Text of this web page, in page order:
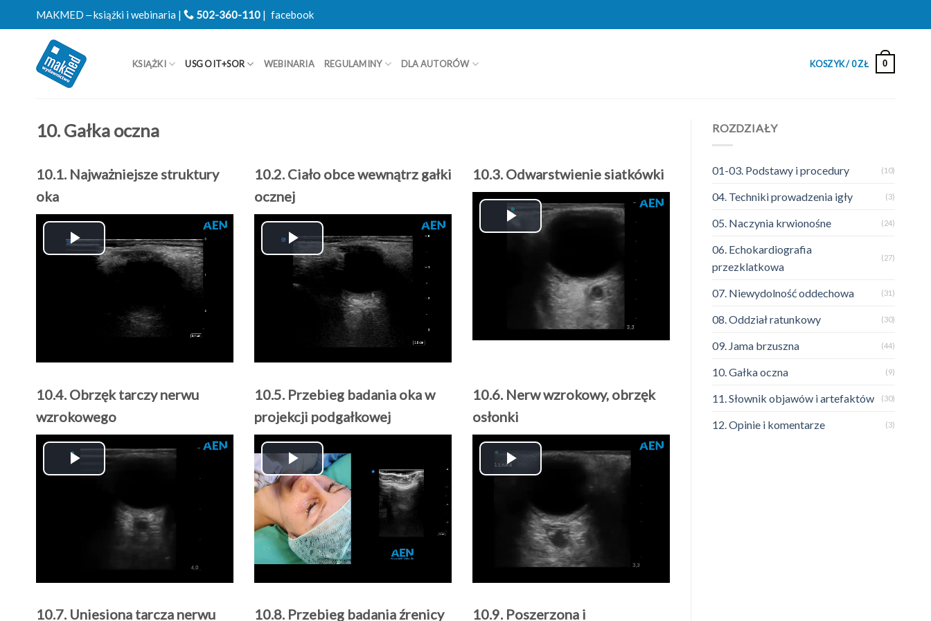
MAKMED ‒ książki i webinaria | 502-360-110 | facebook
KSIĄŻKI USG OIT+SOR WEBINARIA REGULAMINY DLA AUTORÓW KOSZYK /0ZŁ 0
10. Gałka oczna
10.1. Najważniejsze struktury
oka
Play
10.2. Ciało obce wewnątrz gałki
ocznej
Play
Video
10.3. Odwarstwienie siatkówki
Play
Video
10.4. Obrzęk tarczy nerwu
wzrokowego
Play
Video
10.5. Przebieg badania oka w
projekcji podgałkowej
Play
Video
10.6. Nerw wzrokowy, obrzęk
osłonki
Play
Video
10.7. Uniesiona tarcza nerwu 10.8. Przebieg badania źrenicy 10.9. Poszerzona i
ROZDZIAŁY
01-03. Podstawy i procedury (10)
04. Techniki prowadzenia igły (3)
05. Naczynia krwionośne (24)
06. Echokardiografia
przezklatkowa
(27)
07. Niewydolność oddechowa (31)
08. Oddział ratunkowy (30)
09. Jama brzuszna (44)
10. Gałka oczna (9)
11. Słownik objawów i artefaktów (30)
12. Opinie i komentarze (3)